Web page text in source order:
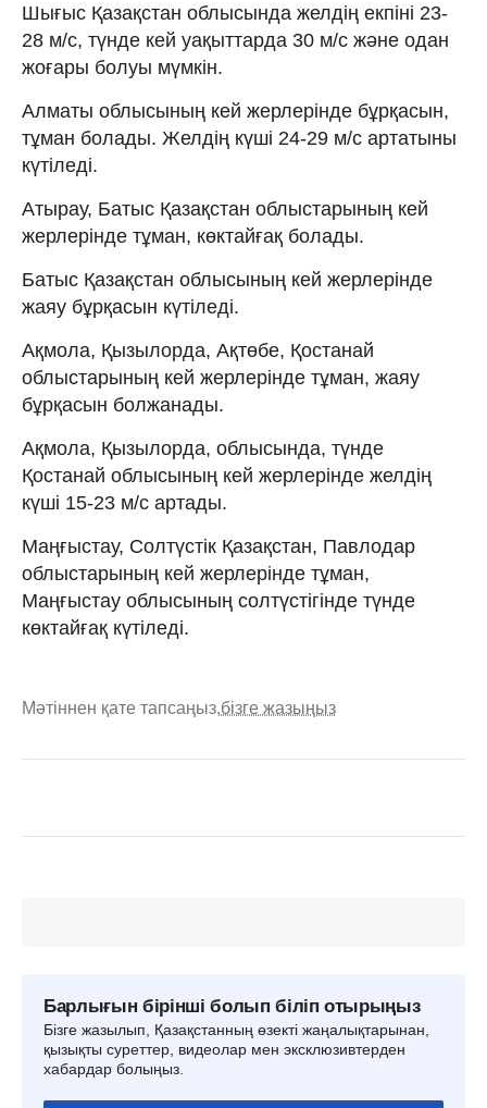
Шығыс Қазақстан облысында желдің екпіні 23-
28 м/с, түнде кей уақыттарда 30 м/с және одан
жоғары болуы мүмкін.
Алматы облысының кей жерлерінде бұрқасын,
тұман болады. Желдің күші 24-29 м/с артатыны
күтіледі.
Атырау, Батыс Қазақстан облыстарының кей
жерлерінде тұман, көктайғақ болады.
Батыс Қазақстан облысының кей жерлерінде
жаяу бұрқасын күтіледі.
Ақмола, Қызылорда, Ақтөбе, Қостанай
облыстарының кей жерлерінде тұман, жаяу
бұрқасын болжанады.
Ақмола, Қызылорда, облысында, түнде
Қостанай облысының кей жерлерінде желдің
күші 15-23 м/с артады.
Маңғыстау, Солтүстік Қазақстан, Павлодар
облыстарының кей жерлерінде тұман,
Маңғыстау облысының солтүстігінде түнде
көктайғақ күтіледі.
Мәтіннен қате тапсаңыз,бізге жазыңыз
Барлығын бірінші болып біліп отырыңыз
Бізге жазылып, Қазақстанның өзекті жаңалықтарынан,
қызықты суреттер, видеолар мен эксклюзивтерден
хабардар болыңыз.